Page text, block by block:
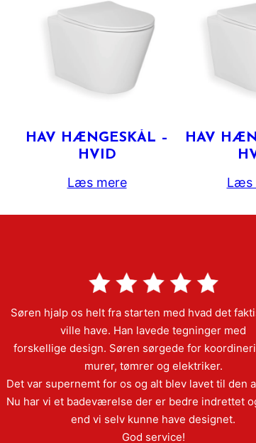
HAV HÆNGESKÅL –
HVID
Læs mere
HAV
Læs
Søren hjalp os helt fra starten med hvad det
ville have. Han lavede tegninger med
forskellige design. Søren sørgede for
murer, tømrer og elektriker.
Det var supernemt for os og alt blev lavet til den
Nu har vi et badeværelse der er bedre indrettet
end vi selv kunne have designet.
God service!